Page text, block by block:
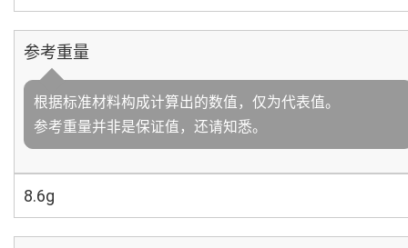
参考重量
根据标准材料构成计算出的数值，仅为代表值。
参考重量并非是保证值，还请知悉。
8.6g